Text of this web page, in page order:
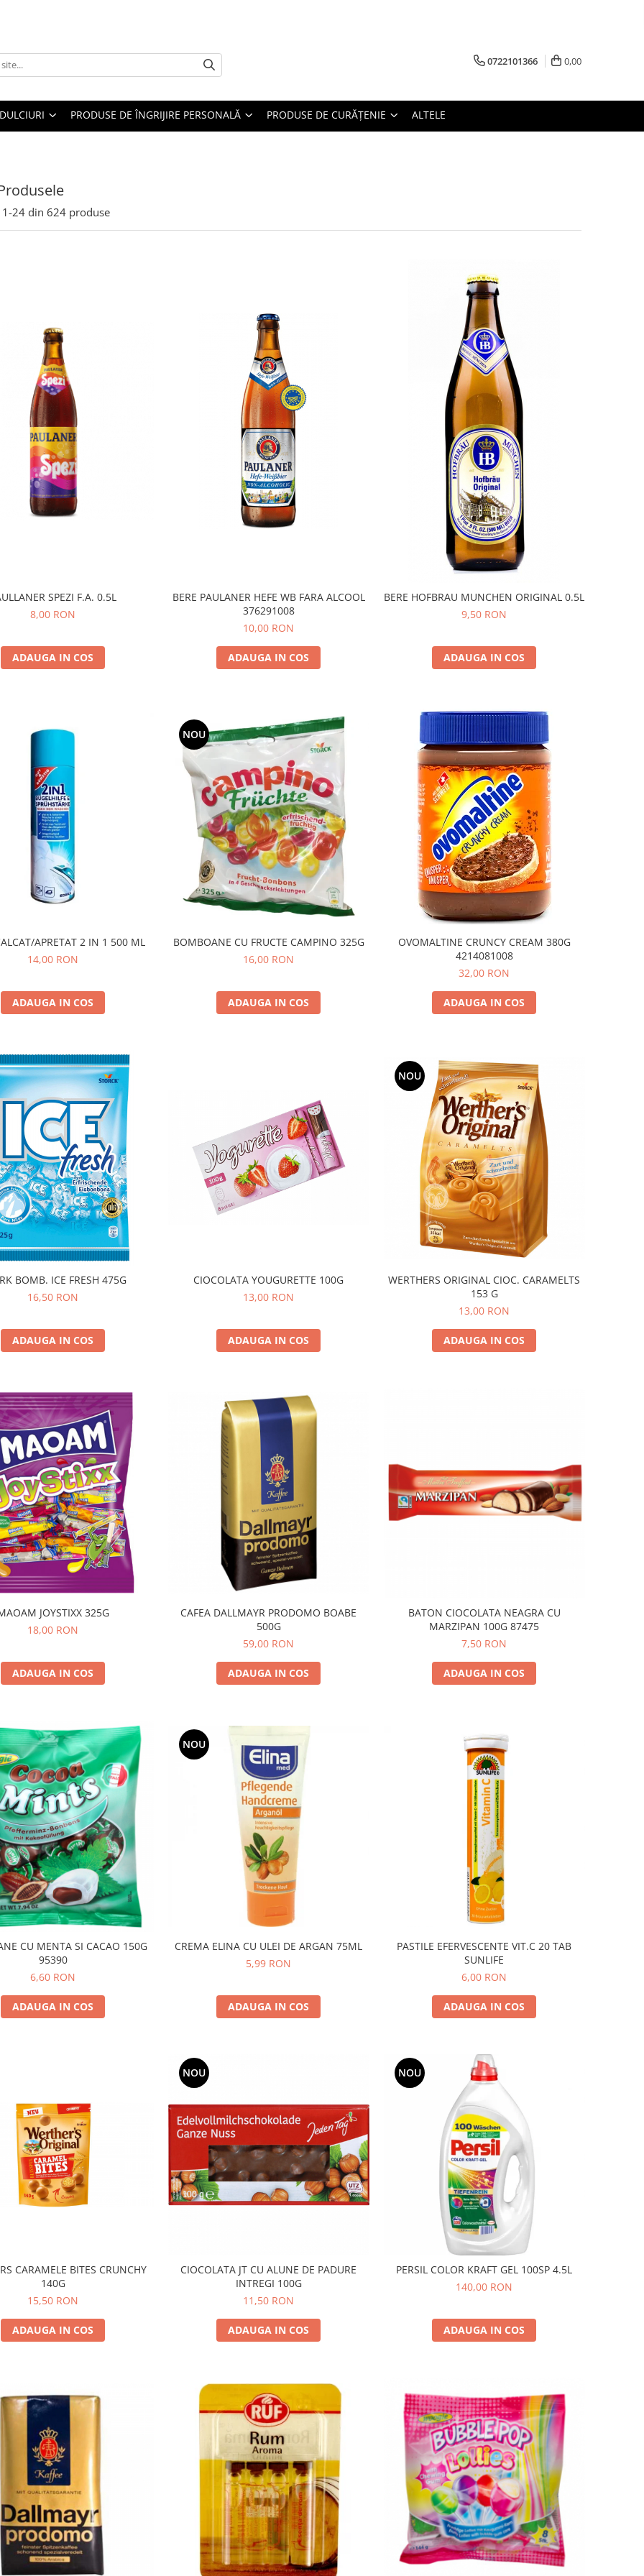
0722101366 0,00
DULCIURI PRODUSE DE ÎNGRIJIRE PERSONALĂ PRODUSE DE CURĂȚENIE ALTELE
1-24 din 624 produse
SPEZI F.A. 0.5L
8,00 RON
ADAUGA IN COS
BERE PAULANER HEFE WB FARA ALCOOL
376291008
10,00 RON
ADAUGA IN COS
BERE HOFBRAU MUNCHEN ORIGINAL 0.5L
9,50 RON
ADAUGA IN COS
APRETAT 2 IN 1 500 ML
14,00 RON
ADAUGA IN COS
NOU
BOMBOANE CU FRUCTE CAMPINO 325G
16,00 RON
ADAUGA IN COS
OVOMALTINE CRUNCY CREAM 380G
4214081008
32,00 RON
ADAUGA IN COS
STORK BOMB. ICE FRESH 475G
16,50 RON
ADAUGA IN COS
CIOCOLATA YOUGURETTE 100G
13,00 RON
ADAUGA IN COS
NOU
WERTHERS ORIGINAL CIOC. CARAMELTS
153 G
13,00 RON
ADAUGA IN COS
JOYSTIXX 325G
18,00 RON
ADAUGA IN COS
CAFEA DALLMAYR PRODOMO BOABE
500G
59,00 RON
ADAUGA IN COS
BATON CIOCOLATA NEAGRA CU
MARZIPAN 100G 87475
7,50 RON
ADAUGA IN COS
CU MENTA SI CACAO 150G
95390
6,60 RON
ADAUGA IN COS
NOU
CREMA ELINA CU ULEI DE ARGAN 75ML
5,99 RON
ADAUGA IN COS
PASTILE EFERVESCENTE VIT.C 20 TAB
SUNLIFE
6,00 RON
ADAUGA IN COS
CARAMELE BITES CRUNCHY
140G
15,50 RON
ADAUGA IN COS
NOU
CIOCOLATA JT CU ALUNE DE PADURE
INTREGI 100G
11,50 RON
ADAUGA IN COS
NOU
PERSIL COLOR KRAFT GEL 100SP 4.5L
140,00 RON
ADAUGA IN COS